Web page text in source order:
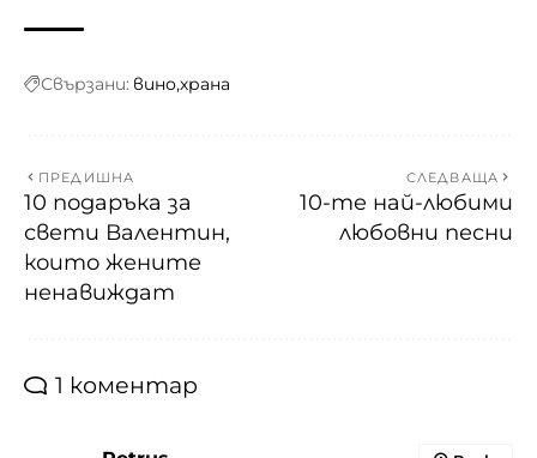
Свързани: винохрана
ПРЕДИШНА
10 подаръка за
свети Валентин,
които жените
ненавиждат
СЛЕДВАЩА
10-те най-любими
любовни песни
1 коментар